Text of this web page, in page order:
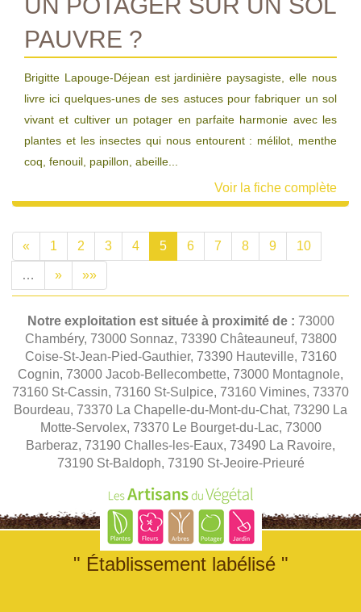
PAUVRE ?
Brigitte Lapouge-Déjean est jardinière paysagiste, elle nous
livre ici quelques-unes de ses astuces pour fabriquer un sol
vivant et cultiver un potager en parfaite harmonie avec les
plantes et les insectes qui nous entourent : mélilot, menthe
coq, fenouil, papillon, abeille...
Voir la fiche complète
« 1 2 3 4 5 6 7 8 9 10
… » »»
Notre exploitation est située à proximité de : 73000
Chambéry, 73000 Sonnaz, 73390 Châteauneuf, 73800
Coise-St-Jean-Pied-Gauthier, 73390 Hauteville, 73160
Cognin, 73000 Jacob-Bellecombette, 73000 Montagnole,
73160 St-Cassin, 73160 St-Sulpice, 73160 Vimines, 73370
Bourdeau, 73370 La Chapelle-du-Mont-du-Chat, 73290 La
Motte-Servolex, 73370 Le Bourget-du-Lac, 73000
Barberaz, 73190 Challes-les-Eaux, 73490 La Ravoire,
73190 St-Baldoph, 73190 St-Jeoire-Prieuré
" Établissement labélisé "